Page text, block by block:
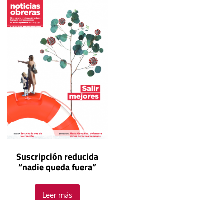
Suscripción reducida
“nadie queda fuera”
Leer más